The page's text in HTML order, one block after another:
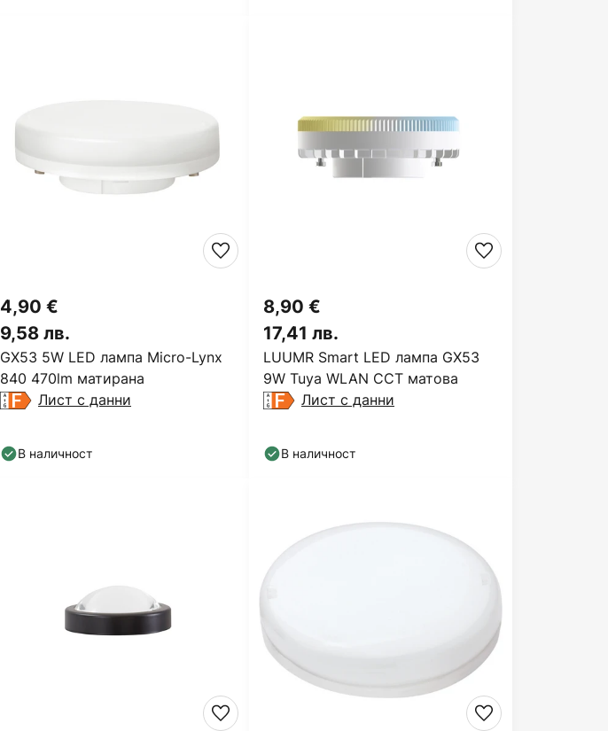
GX53 5W LED лампа Micro-Lynx
840 470lm матирана
4,90 €
9,58 лв.
Лист с данни
В наличност
LUUMR Smart LED лампа GX53
9W Tuya WLAN CCT матова
8,90 €
17,41 лв.
Лист с данни
В наличност